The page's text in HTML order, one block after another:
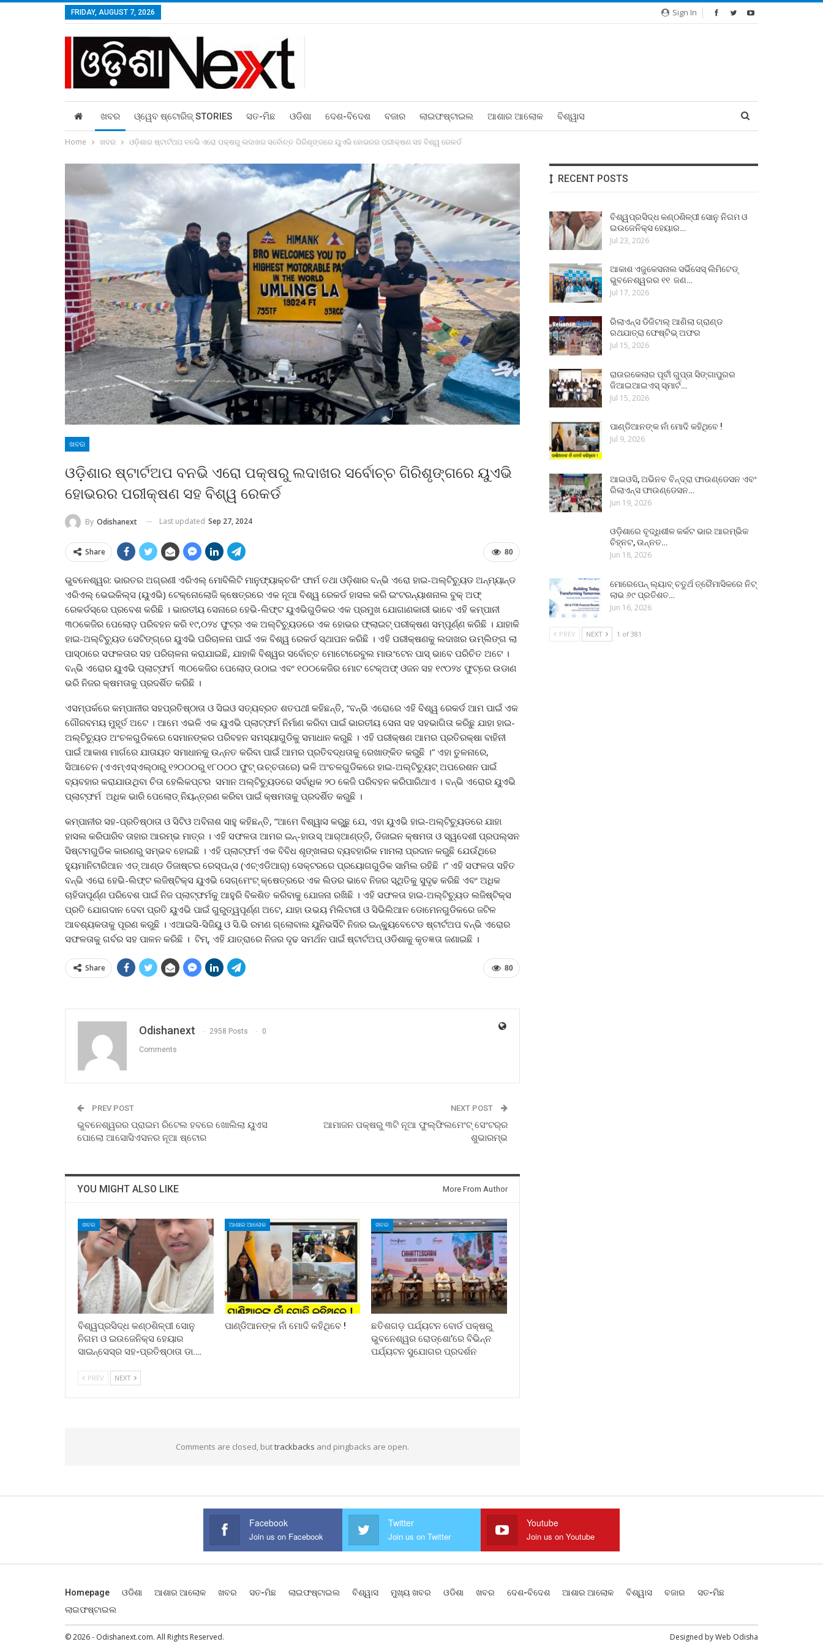
Sign In
FRIDAY, AUGUST 7, 2026
ଖବର ଓ୍ୱେବ ଷ୍ଟୋରିଜ୍‌ STORIES ସତ-ମିଛ ଓଡିଶା ଦେଶ-ବିଦେଶ ବଜାର ଲାଇଫଷ୍ଟାଇଲ ଆଶାର ଆଲୋକ ବିଶ୍ୱାସ
Home ଖବର ଓଡ଼ିଶାର ଷ୍ଟାର୍ଟଅପ ବନଭି ଏରୋ ପକ୍ଷରୁ ଲଦାଖର ସର୍ବୋଚ୍ଚ ଗିରିଶୃଙ୍ଗରେ ୟୁଏଭି ହୋଭରର ପରୀକ୍ଷଣ ସହ ବିଶ୍ୱ ରେକର୍ଡ
ଖବର
ଓଡ଼ିଶାର ଷ୍ଟାର୍ଟଅପ ବନଭି ଏରୋ ପକ୍ଷରୁ ଲଦାଖର ସର୍ବୋଚ୍ଚ ଗିରିଶୃଙ୍ଗରେ ୟୁଏଭି
ହୋଭରର ପରୀକ୍ଷଣ ସହ ବିଶ୍ୱ ରେକର୍ଡ
By Odishanext Last updated Sep 27, 2024
80
Share
ଭୁବନେଶ୍ୱର: ଭାରତର ଅଗ୍ରଣୀ ଏରିଏଲ୍ ମୋବିଲିଟି ମାନୁଫ୍ୟାକ୍‌ଚରିଂ ଫାର୍ମ ତଥା ଓଡ଼ିଶାର ବନ୍‌ଭି ଏରୋ ହାଇ-ଅଲ୍ଟିଚ୍ୟୁଡ ଅନ୍‌ମ୍ୟାନ୍‌ଡ
ଏରିଏଲ୍ ଭେଇକିଲ୍ସ (ୟୁଏଭି) ଟେକ୍ନୋଲୋଜି କ୍ଷେତ୍ରରେ ଏକ ନୂଆ ବିଶ୍ୱ ରେକର୍ଡ ହାସଲ କରି ଇଂଟରନ୍ୟାଶନାଲ ବୁକ୍ ଅଫ୍
ରେକର୍ଡସ୍‌ରେ ପ୍ରବେଶ କରିଛି । ଭାରତୀୟ ସେନାରେ ହେଭି-ଲିଫ୍ଟ ୟୁଏଭିଗୁଡିକର ଏକ ପ୍ରମୁଖ ଯୋଗାଣକାରୀ ଭାବେ ଏହି କମ୍ପାନୀ
୩୦କେଜିର ପେଲୋଡ଼ ପରିବହନ କରି ୧୯,୦୨୪ ଫୁଟ୍‌ର ଏକ ଅଲ୍ଟିଚ୍ୟୁଡରେ ଏକ ହୋଭର ଫ୍ଲାଇଟ୍ ପରୀକ୍ଷଣ ସମ୍ପୂର୍ଣ୍ଣ କରିଛି । ଯାହାକି
ହାଇ-ଅଲ୍ଟିଚ୍ୟୁଡ ସେଟିଙ୍ଗ୍‌ରେ ୟୁଏଭି ପରିଚାଳନା ପାଇଁ ଏକ ବିଶ୍ୱ ରେକର୍ଡ ସ୍ଥାପନ କରିଛି । ଏହି ପରୀକ୍ଷଣକୁ ଲଦାଖର ଉମ୍‌ଲିଙ୍ଗ ଲା
ପାସ୍‌ଠାରେ ସଫଳତାର ସହ ପରିଚାଳନା କରାଯାଇଛି, ଯାହାକି ବିଶ୍ୱର ସର୍ବୋଚ୍ଚ ମୋଟୋରେବୁଲ ମାଉଂଟେନ ପାସ୍ ଭାବେ ପରିଚିତ ଅଟେ ।
ବନ୍‌ଭି ଏରୋର ୟୁଏଭି ପ୍ଲାଟ୍‌ଫର୍ମ ୩୦କେଜିର ପେଲୋଡ୍ ଉଠାଇ ଏବଂ ୧୦୦କେଜିର ମୋଟ ଟେକ୍‌ଅଫ୍ ଓଜନ ସହ ୧୯୦୨୪ ଫୁଟ୍‌ରେ ଉଡାଣ
ଭରି ନିଜର କ୍ଷମତାକୁ ପ୍ରଦର୍ଶିତ କରିଛି ।
ଏସମ୍ପର୍କରେ କମ୍ପାନୀର ସହପ୍ରତିଷ୍ଠାତା ଓ ସିଇଓ ସତ୍ୟବ୍ରତ ଶତପଥୀ କହିଛନ୍ତି, “ବନ୍‌ଭି ଏରୋରେ ଏହି ବିଶ୍ୱ ରେକର୍ଡ ଆମ ପାଇଁ ଏକ
ଗୌରବମୟ ମୁହୂର୍ତ ଅଟେ । ଆମେ ଏଭଳି ଏକ ୟୁଏଭି ପ୍ଲାଟ୍‌ଫର୍ମ ନିର୍ମାଣ କରିବା ପାଇଁ ଭାରତୀୟ ସେନା ସହ ସହଭାଗିତା କରିଛୁ ଯାହା ହାଇ-
ଅଲ୍ଟିଚ୍ୟୁଡ ଅଂଚଳଗୁଡିକରେ ସେମାନଙ୍କର ପରିବହନ ସମସ୍ୟାଗୁଡିକୁ ସମାଧାନ କରୁଛି । ଏହି ପରୀକ୍ଷଣ ଆମର ପ୍ରତିରକ୍ଷା ବାହିନୀ
ପାଇଁ ଆକାଶ ମାର୍ଗରେ ଯାତାୟତ ସମାଧାନକୁ ଉନ୍ନତ କରିବା ପାଇଁ ଆମର ପ୍ରତିବଦ୍ଧତାକୁ ରେଖାଙ୍କିତ କରୁଛି ।” ଏହା ତୁଳନାରେ,
ସିଆଚେନ (ଏଏମ୍‌ଏସ୍‌ଏଲ୍‌ଠାରୁ ୧୨୦୦୦ରୁ ୧୮୦୦୦ ଫୁଟ୍ ଉଚ୍ଚତାରେ) ଭଳି ଅଂଚଳଗୁଡିକରେ ହାଇ-ଅଲ୍ଟିଚ୍ୟୁଟ୍ ଅପରେଶନ ପାଇଁ
ବ୍ୟବହାର କରାଯାଉଥିବା ଚିତା ହେଲିକପ୍ଟର ସମାନ ଅଲ୍ଟିଚ୍ୟୁଡରେ ସର୍ବାଧିକ ୨୦ କେଜି ପରିବହନ କରିପାରିଥାଏ । ବନ୍‌ଭି ଏରୋର ୟୁଏଭି
ପ୍ଲାଟ୍‌ଫର୍ମ ଅଧିକ ଭାରି ପେଲୋଡ୍ ନିୟନ୍ତ୍ରଣ କରିବା ପାଇଁ କ୍ଷମତାକୁ ପ୍ରଦର୍ଶିତ କରୁଛି ।
କମ୍ପାନୀର ସହ-ପ୍ରତିଷ୍ଠାତା ଓ ସିଟିଓ ଅବିନାଶ ସାହୁ କହିଛନ୍ତି, “ଆମେ ବିଶ୍ୱାସ କରୁଛୁ ଯେ, ଏହା ୟୁଏଭି ହାଇ-ଅଲ୍ଟିଚ୍ୟୁଡରେ ଯାହା
ହାସଲ କରିପାରିବ ତାହାର ଆରମ୍ଭ ମାତ୍ର । ଏହି ସଫଳତା ଆମର ଇନ୍‌-ହାଉସ୍ ଆର୍‌ଆଣ୍ଡ୍‌ଡି, ଡିଜାଇନ କ୍ଷମତା ଓ ସ୍ୱଦେଶୀ ପ୍ରପଲ୍‌ସନ
ସିଷ୍ଟମଗୁଡିକ କାରଣରୁ ସମ୍ଭବ ହୋଇଛି । ଏହି ପ୍ଲାଟ୍‌ଫର୍ମ ଏକ ବିବିଧ ଶୃଙ୍ଖଳାର ବ୍ୟବହାରିକ ମାମଲା ପ୍ରଦାନ କରୁଛି ଯେଉଁଥିରେ
ହ୍ୟୁମାନିଟାରିଆନ ଏଡ୍ ଆଣ୍ଡ ଡିଜାଷ୍ଟର ରେସ୍‌ପନ୍ସ (ଏଚ୍‌ଏଡିଆର୍‌) ସେକ୍ଟରରେ ପ୍ରୟୋଗଗୁଡିକ ସାମିଲ ରହିଛି ।” ଏହି ସଫଳତା ସହିତ
ବନ୍‌ଭି ଏରୋ ହେଭି-ଲିଫ୍ଟ ଲଜିଷ୍ଟିକ୍ସ ୟୁଏଭି ସେଗ୍‌ମେଂଟ୍ କ୍ଷେତ୍ରରେ ଏକ ଲିଡର ଭାବେ ନିଜର ସ୍ଥିତିକୁ ସୁଦୃଢ କରିଛି ଏବଂ ଅଧିକ
ଚାହିଦାପୂର୍ଣ୍ଣ ପରିବେଶ ପାଇଁ ନିଜ ପ୍ଲାଟ୍‌ଫର୍ମକୁ ଆହୁରି ବିକଶିତ କରିବାକୁ ଯୋଜନା ରଖିଛି । ଏହି ସଫଳତା ହାଇ-ଅଲ୍ଟିଚ୍ୟୁଡ ଲଜିଷ୍ଟିକ୍ସ
ପ୍ରତି ଯୋଗଦାନ ଦେବା ପ୍ରତି ୟୁଏଭି ପାଇଁ ଗୁରୁତ୍ୱପୂର୍ଣ୍ଣ ଅଟେ, ଯାହା ଉଭୟ ମିଲିଟାରୀ ଓ ସିଭିଲିଆନ ଡୋମେନଗୁଡିକରେ ଜଟିଳ
ଆବଶ୍ୟକତାକୁ ପୂରଣ କରୁଛି । ଏଆଇସି-ସିଜିୟୁ ଓ ସି.ଭି ରମଣ ଗ୍ଲୋବାଲ ୟୁନିଭର୍ସିଟି ନିଜର ଇନ୍‌କ୍ୟୁବେଟେଡ ଷ୍ଟାର୍ଟଅପ ବନ୍‌ଭି ଏରୋର
ସଫଳତାକୁ ଗର୍ବର ସହ ପାଳନ କରିଛି । ଟିମ୍‌, ଏହି ଯାତ୍ରାରେ ନିଜର ଦୃଢ ସମର୍ଥନ ପାଇଁ ଷ୍ଟାର୍ଟଅପ୍ ଓଡିଶାକୁ କୃତଜ୍ଞତା ଜଣାଇଛି ।
80
Share
Odishanext 2958 Posts 0
Comments
PREV POST
ଭୁବନେଶ୍ୱରର ପ୍ରାଇମ ରିଟେଲ ହବରେ ଖୋଲିଲା ୟୁଏସ
ପୋଲୋ ଆସୋସିଏସନର ନୂଆ ଷ୍ଟୋର
NEXT POST
ଆମାଜନ ପକ୍ଷରୁ ୩ଟି ନୂଆ ଫୁଲ୍‌ଫିଲମେଂଟ୍ ସେଂଟର୍‌ର
ଶୁଭାରମ୍ଭ
YOU MIGHT ALSO LIKE More From Author
ଖବର
ବିଶ୍ୱପ୍ରସିଦ୍ଧ କଣ୍ଠଶିଳ୍ପୀ ସୋନୁ
ନିଗମ ଓ ଇଉଜେନିକ୍ସ ହେୟାର
ସାଇନ୍ସେସ୍ର ସହ-ପ୍ରତିଷ୍ଠାତା ଡା.…
ଆଶାର ଆଲୋକ
ପାଣ୍ଡିଆନଙ୍କ ନାଁ ମୋଦି କହିଥିବେ !
ଖବର
ଛତିଶଗଡ଼ ପର୍ଯ୍ୟଟନ ବୋର୍ଡ ପକ୍ଷରୁ
ଭୁବନେଶ୍ୱର ରୋଡ୍‌ଶୋ’ରେ ବିଭିନ୍ନ
ପର୍ଯ୍ୟଟନ ସୁଯୋଗର ପ୍ରଦର୍ଶନ
PREV NEXT
Comments are closed, buttrackbacks and pingbacks are open.
RECENT POSTS
ବିଶ୍ୱପ୍ରସିଦ୍ଧ କଣ୍ଠଶିଳ୍ପୀ ସୋନୁ ନିଗମ ଓ
ଇଉଜେନିକ୍ସ ହେୟାର…
Jul 23, 2026
ଆକାଶ ଏଜୁକେସନାଲ ସର୍ଭିସେସ୍ ଲିମିଟେଡ୍
ଭୁବନେଶ୍ୱରର ୧୧ ଜଣ…
Jul 17, 2026
ରିଲାଏନ୍ସ ଡିଜିଟାଲ୍ ଆଣିଲା ଗ୍ରାଣ୍ଡ
ରଥଯାତ୍ରା ଫେଷ୍ଟିଭ୍ ଅଫର
Jul 15, 2026
ରାଉରକେଲାର ପୂର୍ବୀ ଗୁପ୍ତା ସିଙ୍ଗାପୁରର
ଜିଆଇଆଇଏସ୍ ସ୍ମାର୍ଟ…
Jul 15, 2026
ପାଣ୍ଡିଆନଙ୍କ ନାଁ ମୋଦି କହିଥିବେ !
Jul 9, 2026
ଆଇଓସି, ଅଭିନବ ବିନ୍ଦ୍ରା ଫାଉଣ୍ଡେସନ ଏବଂ
ରିଲାଏନ୍ସ ଫାଉଣ୍ଡେସନ…
Jun 19, 2026
ଓଡ଼ିଶାରେ ବୃଦ୍ଧିଶୀଳ କର୍କଟ ଭାର ଆରମ୍ଭିକ
ଚିହ୍ନଟ, ଉନ୍ନତ…
Jun 18, 2026
ମୋରେପେନ୍ ଲ୍ୟାବ୍ ଚତୁର୍ଥ ତ୍ରୈମାସିକରେ ନିଟ୍
ଲାଭ ୬୯ ପ୍ରତିଶତ…
Jun 16, 2026
PREV NEXT 1 of 381
Facebook
Join us on Facebook
Twitter
Join us on Twitter
Youtube
Join us on Youtube
Homepage ଓଡିଶା ଆଶାର ଆଲୋକ ଖବର ସତ-ମିଛ ଲାଇଫଷ୍ଟାଇଲ ବିଶ୍ୱାସ ମୁଖ୍ୟ ଖବର ଓଡିଶା ଖବର ଦେଶ-ବିଦେଶ ଆଶାର ଆଲୋକ ବିଶ୍ୱାସ ବଜାର
ସତ-ମିଛ
ଲାଇଫଷ୍ଟାଇଲ
© 2026 - Odishanext.com. All Rights Reserved. Designed byWeb Odisha